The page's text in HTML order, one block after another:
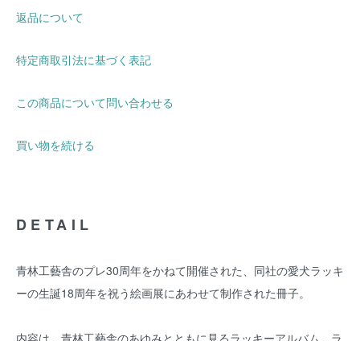
返品について
特定商取引法に基づく表記
この商品について問い合わせる
買い物を続ける
DETAIL
青林工藝舎のプレ30周年をかねて開催された、同社の愛犬ラッキ
ーの生誕18周年を祝う絵画展にあわせて制作された冊子。
内容は、青林工藝舎のあゆみとともに見るラッキーアルバム、ラ